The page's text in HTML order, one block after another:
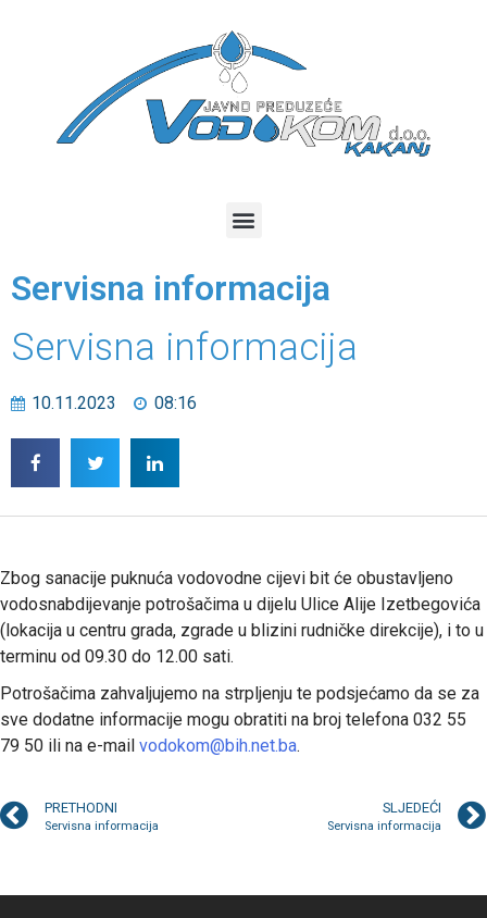
Servisna informacija
Servisna informacija
10.11.2023 08:16
Zbog sanacije puknuća vodovodne cijevi bit će obustavljeno
vodosnabdijevanje potrošačima u dijelu Ulice Alije Izetbegovića
(lokacija u centru grada, zgrade u blizini rudničke direkcije), i to u
terminu od 09.30 do 12.00 sati.
Potrošačima zahvaljujemo na strpljenju te podsjećamo da se za
sve dodatne informacije mogu obratiti na broj telefona 032 55
79 50 ili na e-mail vodokom@bih.net.ba.
PRETHODNI
Servisna informacija
SLJEDEĆI
Servisna informacija